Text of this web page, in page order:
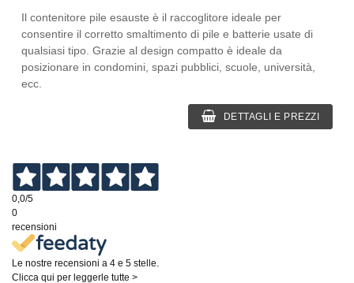
Il contenitore pile esauste è il raccoglitore ideale per
consentire il corretto smaltimento di pile e batterie usate di
qualsiasi tipo. Grazie al design compatto è ideale da
posizionare in condomini, spazi pubblici, scuole, università,
ecc.
DETTAGLI E PREZZI
0,0/5
0
recensioni
Le nostre recensioni a 4 e 5 stelle.
Clicca qui per leggerle tutte >